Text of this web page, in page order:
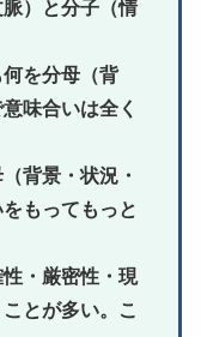
）と分子（情
を分母（背
味合いは全く
背景・状況・
もってもっと
・厳密性・現
とが多い。こ